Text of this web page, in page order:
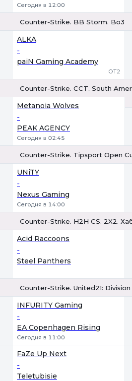
Сегодня в 12:00
Counter-Strike. BB Storm. Bo3
ALKA
-
paiN Gaming Academy
ОТ2
Counter-Strike. CCT. South
Metanoia Wolves
-
PEAK AGENCY
Сегодня в 02:45
Counter-Strike. Tipsport Open
UNiTY
-
Nexus Gaming
Сегодня в 14:00
Counter-Strike. H2H CS. 2X2.
Acid Raccoons
-
Steel Panthers
Counter-Strike. United21: Division
INFURITY Gaming
-
EA Copenhagen Rising
Сегодня в 11:00
FaZe Up Next
-
Teletubisie